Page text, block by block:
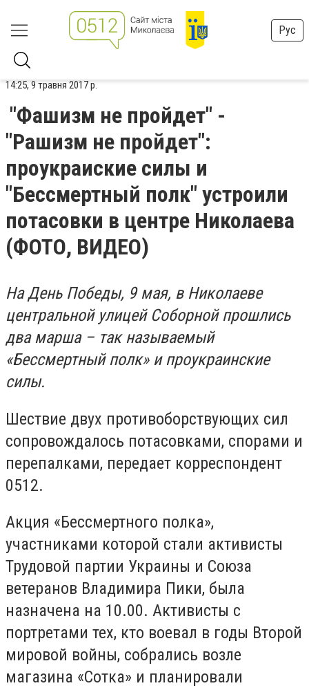
Рус
14:25, 9 травня 2017 р.
"Фашизм не пройдет" -
"Рашизм не пройдет":
проукраиские силы и
"Бессмертный полк" устроили
потасовки в центре Николаева
(ФОТО, ВИДЕО)
На День Победы, 9 мая, в Николаеве
центральной улицей Соборной прошлись
два марша – так называемый
«Бессмертный полк» и проукраинские
силы.
Шествие двух противоборствующих сил
сопровождалось потасовками, спорами и
перепалками, передает корреспондент
0512.
Акция «Бессмертного полка»,
участниками которой стали активисты
Трудовой партии Украины и Союза
ветеранов Владимира Пики, была
назначена на 10.00. Активисты с
портретами тех, кто воевал в годы Второй
мировой войны, собрались возле
магазина «Сотка» и планировали